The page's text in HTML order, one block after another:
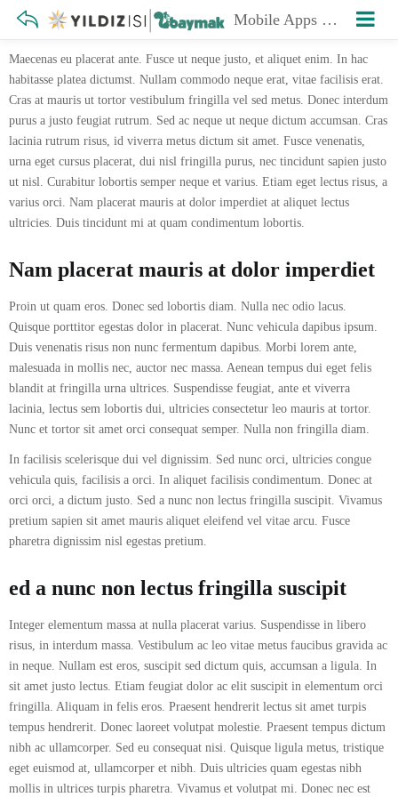
Mobile Apps Development
Maecenas eu placerat ante. Fusce ut neque justo, et aliquet enim. In hac
habitasse platea dictumst. Nullam commodo neque erat, vitae facilisis erat.
Cras at mauris ut tortor vestibulum fringilla vel sed metus. Donec interdum
purus a justo feugiat rutrum. Sed ac neque ut neque dictum accumsan. Cras
lacinia rutrum risus, id viverra metus dictum sit amet. Fusce venenatis,
urna eget cursus placerat, dui nisl fringilla purus, nec tincidunt sapien justo
ut nisl. Curabitur lobortis semper neque et varius. Etiam eget lectus risus, a
varius orci. Nam placerat mauris at dolor imperdiet at aliquet lectus
ultricies. Duis tincidunt mi at quam condimentum lobortis.
Nam placerat mauris at dolor imperdiet
Proin ut quam eros. Donec sed lobortis diam. Nulla nec odio lacus.
Quisque porttitor egestas dolor in placerat. Nunc vehicula dapibus ipsum.
Duis venenatis risus non nunc fermentum dapibus. Morbi lorem ante,
malesuada in mollis nec, auctor nec massa. Aenean tempus dui eget felis
blandit at fringilla urna ultrices. Suspendisse feugiat, ante et viverra
lacinia, lectus sem lobortis dui, ultricies consectetur leo mauris at tortor.
Nunc et tortor sit amet orci consequat semper. Nulla non fringilla diam.
In facilisis scelerisque dui vel dignissim. Sed nunc orci, ultricies congue
vehicula quis, facilisis a orci. In aliquet facilisis condimentum. Donec at
orci orci, a dictum justo. Sed a nunc non lectus fringilla suscipit. Vivamus
pretium sapien sit amet mauris aliquet eleifend vel vitae arcu. Fusce
pharetra dignissim nisl egestas pretium.
ed a nunc non lectus fringilla suscipit
Integer elementum massa at nulla placerat varius. Suspendisse in libero
risus, in interdum massa. Vestibulum ac leo vitae metus faucibus gravida ac
in neque. Nullam est eros, suscipit sed dictum quis, accumsan a ligula. In
sit amet justo lectus. Etiam feugiat dolor ac elit suscipit in elementum orci
fringilla. Aliquam in felis eros. Praesent hendrerit lectus sit amet turpis
tempus hendrerit. Donec laoreet volutpat molestie. Praesent tempus dictum
nibh ac ullamcorper. Sed eu consequat nisi. Quisque ligula metus, tristique
eget euismod at, ullamcorper et nibh. Duis ultricies quam egestas nibh
mollis in ultrices turpis pharetra. Vivamus et volutpat mi. Donec nec est